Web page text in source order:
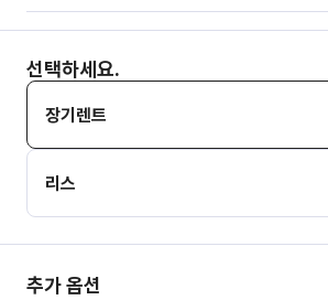
선택하세요.
장기렌트
리스
추가 옵션